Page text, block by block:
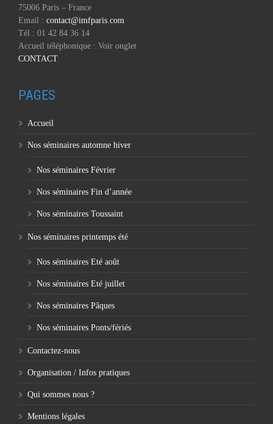
75006 Paris – France
Email : contact@imfparis.com
Tél : 01 42 84 36 14
Accueil téléphonique : Voir onglet
CONTACT
PAGES
Accueil
Nos séminaires automne hiver
Nos séminaires Février
Nos séminaires Fin d’année
Nos séminaires Toussaint
Nos séminaires printemps été
Nos séminaires Eté août
Nos séminaires Eté juillet
Nos séminaires Pâques
Nos séminaires Ponts/fériés
Contactez-nous
Organisation / Infos pratiques
Qui sommes nous ?
Mentions légales